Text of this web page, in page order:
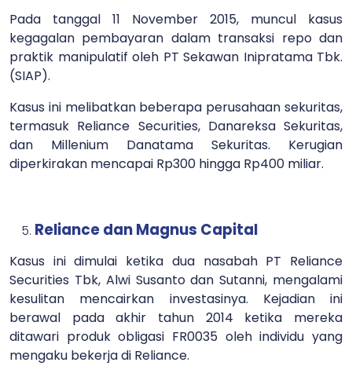
Pada tanggal 11 November 2015, muncul kasus
kegagalan pembayaran dalam transaksi repo dan
praktik manipulatif oleh PT Sekawan Inipratama Tbk.
(SIAP).
Kasus ini melibatkan beberapa perusahaan sekuritas,
termasuk Reliance Securities, Danareksa Sekuritas,
dan Millenium Danatama Sekuritas. Kerugian
diperkirakan mencapai Rp300 hingga Rp400 miliar.
Reliance dan Magnus Capital
Kasus ini dimulai ketika dua nasabah PT Reliance
Securities Tbk, Alwi Susanto dan Sutanni, mengalami
kesulitan mencairkan investasinya. Kejadian ini
berawal pada akhir tahun 2014 ketika mereka
ditawari produk obligasi FR0035 oleh individu yang
mengaku bekerja di Reliance.